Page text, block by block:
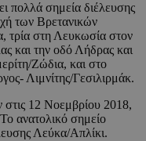
πολλά σημεία διέλευσης
των Βρετανικών
τρία στη Λευκωσία στον
και την οδό Λήδρας και
Ζώδια, και στο
Λιμνίτης/Γεσιλιρμάκ.
στις 12 Νοεμβρίου 2018,
ανατολικό σημείο
Λεύκα/Απλίκι.